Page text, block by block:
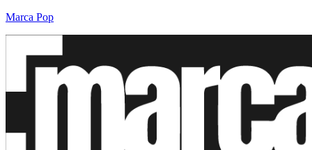
Marca Pop